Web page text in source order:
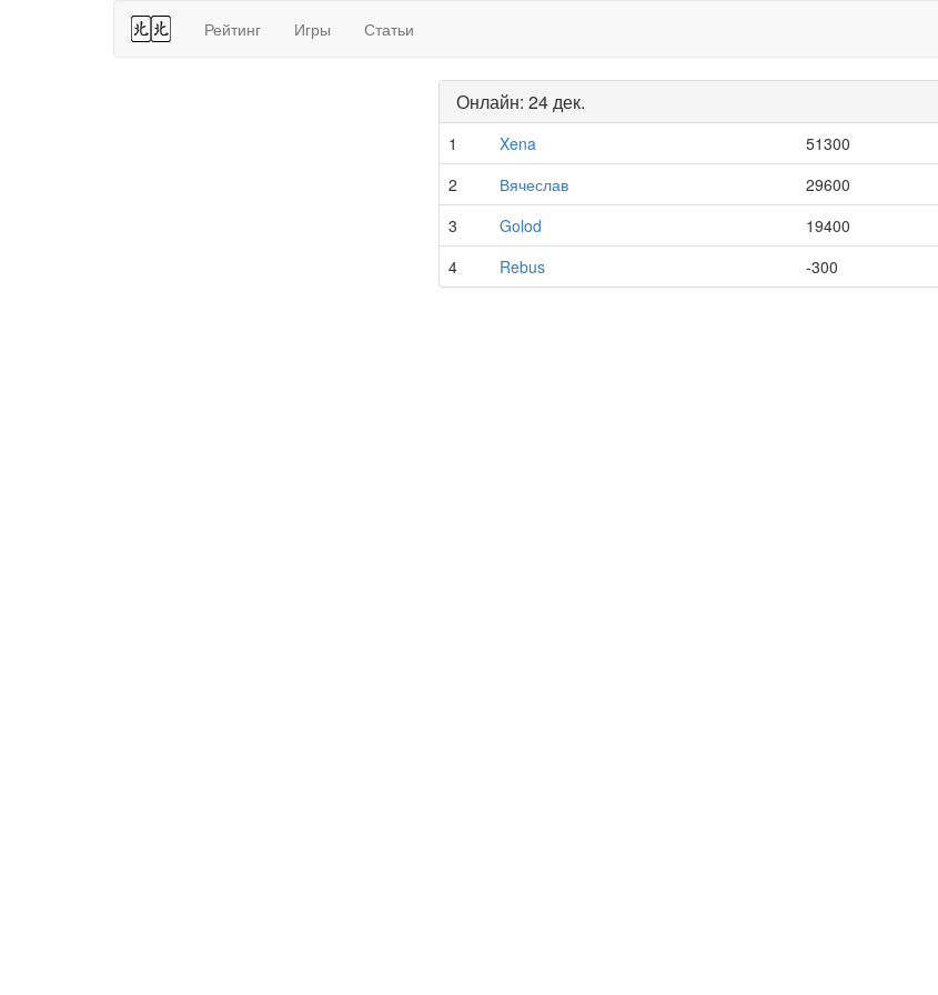
44 Рейтинг Игры Статьи
Онлайн: 24 дек.
1 Xena 51300
2 Вячеслав 29600
3 Golod 19400
4 Rebus -300